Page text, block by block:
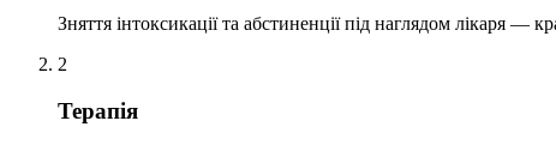
Зняття інтоксикації та абстиненції під наглядом лікаря —
2
Терапія